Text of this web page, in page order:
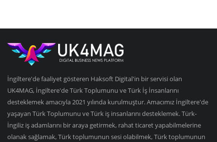
İngiltere'de faaliyet gösteren Haksoft Digital'in bir servisi olan
UK4MAG, İngiltere'de Türk Toplumunu ve Türk İş İnsanlarını
desteklemek amacıyla 2021 yılında kurulmuştur. Amacımız İngiltere'de
yaşayan Türk Toplumunu ve Türk iş insanlarını desteklemek. Türk-
İngiliz iş adamlarını bir araya getirmek, rahat ticaret yapabilmelerine
olanak sağlamak, Türk toplumunun sesi olabilmek, Türk toplumunun